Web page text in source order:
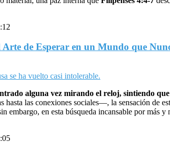
de Esperar en un Mundo que
alguna vez mirando el reloj, sintiendo
las conexiones sociales—, la sensación de
embargo, en esta búsqueda incansable por más